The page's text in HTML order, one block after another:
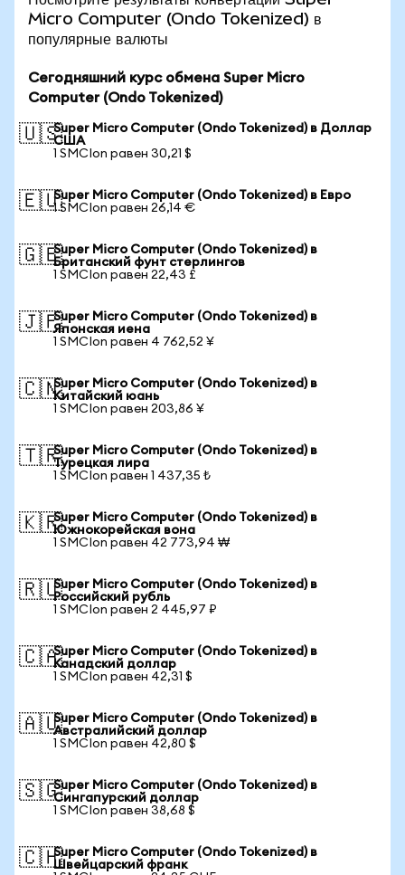
Micro Computer (Ondo Tokenized) в
популярные валюты
Сегодняшний курс обмена Super Micro
Computer (Ondo Tokenized)
🇺🇸Super Micro Computer (Ondo Tokenized) в Доллар
США
1 SMCIon равен 30,21 $
🇪🇺Super Micro Computer (Ondo Tokenized) в Евро
1 SMCIon равен 26,14 €
🇬🇧Super Micro Computer (Ondo Tokenized) в
Британский фунт стерлингов
1 SMCIon равен 22,43 £
🇯🇵Super Micro Computer (Ondo Tokenized) в
Японская иена
1 SMCIon равен 4 762,52 ¥
🇨🇳Super Micro Computer (Ondo Tokenized) в
Китайский юань
1 SMCIon равен 203,86 ¥
🇹🇷Super Micro Computer (Ondo Tokenized) в
Турецкая лира
1 SMCIon равен 1 437,35 ₺
🇰🇷Super Micro Computer (Ondo Tokenized) в
Южнокорейская вона
1 SMCIon равен 42 773,94 ₩
🇷🇺Super Micro Computer (Ondo Tokenized) в
Российский рубль
1 SMCIon равен 2 445,97 ₽
🇨🇦Super Micro Computer (Ondo Tokenized) в
Канадский доллар
1 SMCIon равен 42,31 $
🇦🇺Super Micro Computer (Ondo Tokenized) в
Австралийский доллар
1 SMCIon равен 42,80 $
🇸🇬Super Micro Computer (Ondo Tokenized) в
Сингапурский доллар
1 SMCIon равен 38,68 $
🇨🇭Super Micro Computer (Ondo Tokenized) в
Швейцарский франк